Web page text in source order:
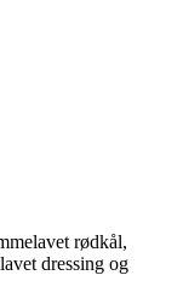
rødkål,
dressing og